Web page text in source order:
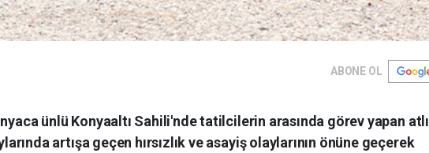
ABONE OL
ünlü Konyaaltı Sahili'nde tatilcilerin arasında görev yapan atlı
artışa geçen hırsızlık ve asayiş olaylarının önüne geçerek